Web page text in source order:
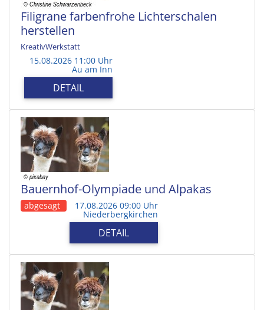
Filigrane farbenfrohe Lichterschalen
herstellen
KreativWerkstatt
15.08.2026 11:00 Uhr
Au am Inn
DETAIL
Bauernhof-Olympiade und Alpakas
abgesagt 17.08.2026 09:00 Uhr
Niederbergkirchen
DETAIL